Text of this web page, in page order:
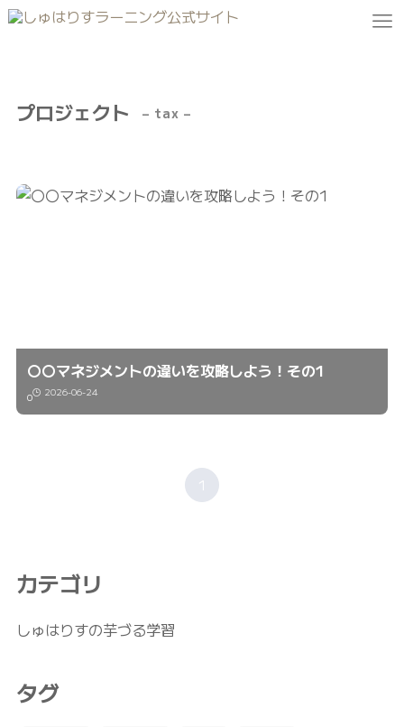
プロジェクト – tax –
〇〇マネジメントの違いを攻略しよう！その1
0 2026-06-24
1
カテゴリ
しゅはりすの芋づる学習
タグ